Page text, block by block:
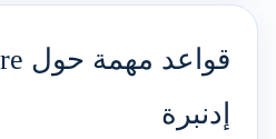
إدنبرة